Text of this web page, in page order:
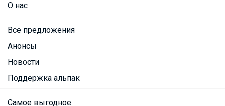
О нас
Все предложения
Анонсы
Новости
Поддержка альпак
Самое выгодное